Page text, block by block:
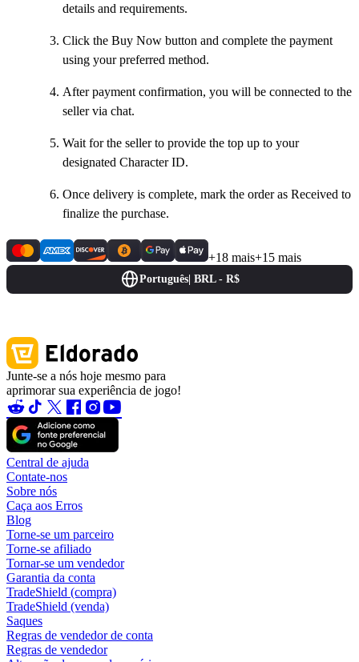
details and requirements.
Click the Buy Now button and complete the payment
using your preferred method.
After payment confirmation, you will be connected to the
seller via chat.
Wait for the seller to provide the top up to your
designated Character ID.
Once delivery is complete, mark the order as Received to
finalize the purchase.
+18 mais+15 mais
Português| BRL - R$
Junte-se a nós hoje mesmo para
aprimorar sua experiência de jogo!
Central de ajuda
Contate-nos
Sobre nós
Caça aos Erros
Blog
Torne-se um parceiro
Torne-se afiliado
Tornar-se um vendedor
Garantia da conta
TradeShield (compra)
TradeShield (venda)
Saques
Regras de vendedor de conta
Regras de vendedor